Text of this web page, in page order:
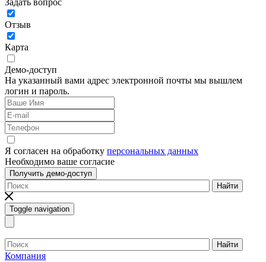
Задать вопрос
Отзыв
Карта
Демо-доступ
На указанный вами адрес электронной почты мы вышлем
логин и пароль.
Я согласен на обработку персональных данных
Необходимо ваше согласие
Получить демо-доступ
Найти
Toggle navigation
Найти
Компания